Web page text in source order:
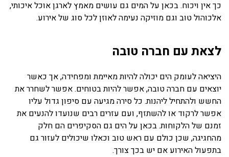
כך אין ויכוח. בכאן על המים גם עושים מאמץ לארגן אוכל איכותי,
אלכוהול טוב וגם מוזיקה נעימה לאוזן לכל סוג של אירוע.
לצאת עם חברה טובה
היציאה לעומק הים יכולה להיות מאיימת ומפחידה, אך כאשר
יוצאים עם חברה טובה, אפשר להיות בטוחים. אפשר לשחרר את
החשש ולהתחיל ליהנות. כל סירה מגיעה עם סיפון גדול עליו
אפשר לרקוד או להשתזף, ועם עזרים רבים שנועדו להנעים את
זמנם של הלקוחות. בכאן על הים גם הסקיפרים הם חלק
מהחגיגה, שכן כולם עם ראש טוב וכאלו שיכולים לעזור גם
בתפעול האירוע אם יש בכך צורך.